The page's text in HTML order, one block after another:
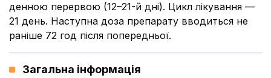
денною перервою (12–21-й дні). Цикл лікування —
21 день. Наступна доза препарату вводиться не
раніше 72 год після попередньої.
Загальна інформація